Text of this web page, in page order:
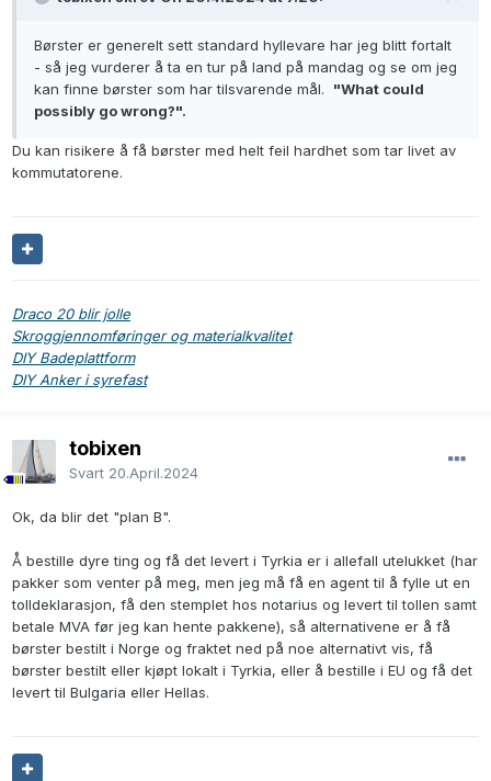
Børster er generelt sett standard hyllevare har jeg blitt fortalt
- så jeg vurderer å ta en tur på land på mandag og se om jeg
kan finne børster som har tilsvarende mål. "What could
possibly go wrong?".
Du kan risikere å få børster med helt feil hardhet som tar livet av
kommutatorene.
Draco 20 blir jolle
Skroggjennomføringer og materialkvalitet
DIY Badeplattform
DIY Anker i syrefast
tobixen
Svart 20.April.2024
Ok, da blir det "plan B".
Å bestille dyre ting og få det levert i Tyrkia er i allefall utelukket (har
pakker som venter på meg, men jeg må få en agent til å fylle ut en
tolldeklarasjon, få den stemplet hos notarius og levert til tollen samt
betale MVA før jeg kan hente pakkene), så alternativene er å få
børster bestilt i Norge og fraktet ned på noe alternativt vis, få
børster bestilt eller kjøpt lokalt i Tyrkia, eller å bestille i EU og få det
levert til Bulgaria eller Hellas.